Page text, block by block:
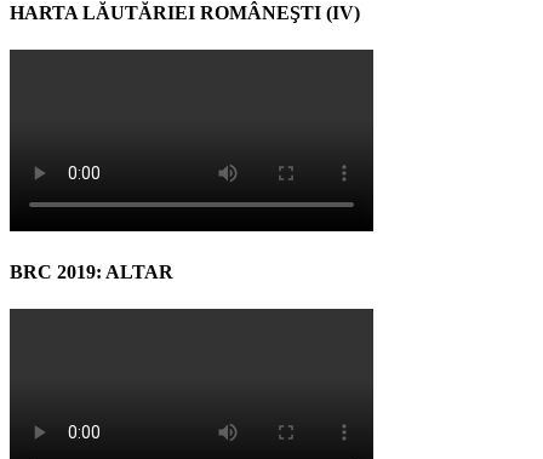
HARTA LĂUTĂRIEI ROMÂNEŞTI (IV)
BRC 2019: ALTAR